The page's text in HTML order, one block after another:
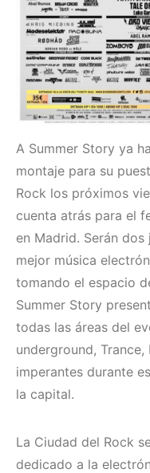
A Summer Story ya
montaje para su
Rock los próximos
cuenta atrás para el
en Madrid. Serán
mejor música
tomando el espacio
Summer Story
todas las áreas del
underground,
imperantes durante
la capital.
La Ciudad del Rock
dedicado a la